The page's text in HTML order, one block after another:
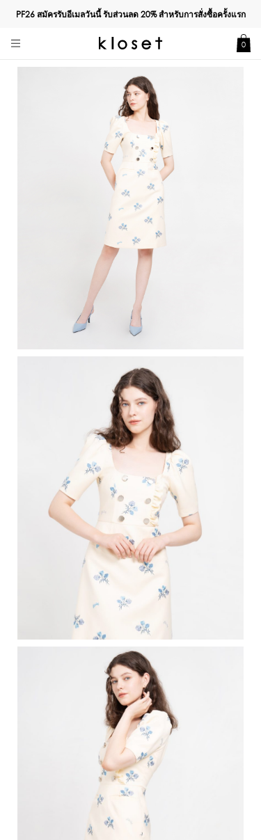
PF26 สมัครรับอีเมลวันนี้ รับส่วนลด20%สำหรับการสั่งซื้อครั้งแรก
0